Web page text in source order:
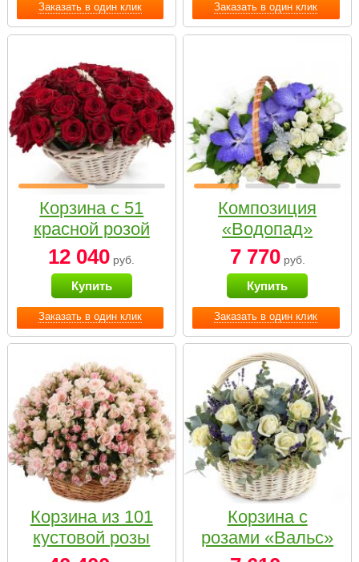
Заказать в один клик Заказать в один клик
Заказать в один клик
Корзина с 51
красной розой
12 040 руб.
Купить
Заказать в один клик
Композиция
«Водопад»
7 770руб.
Купить
Корзина из 101
кустовой розы
Корзина с
розами «Вальс»